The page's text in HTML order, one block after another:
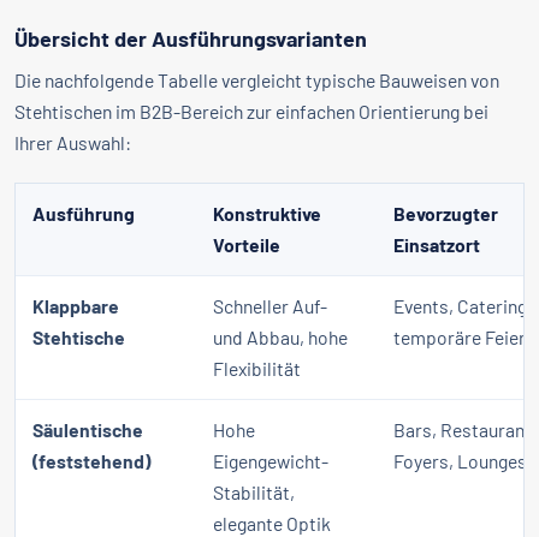
Übersicht der Ausführungsvarianten
Die nachfolgende Tabelle vergleicht typische Bauweisen von
Stehtischen im B2B-Bereich zur einfachen Orientierung bei
Ihrer Auswahl:
Ausführung
Konstruktive
Vorteile
Bevorzugter
Einsatzort
Klappbare
Stehtische
Schneller Auf-
und Abbau, hohe
Flexibilität
Events, Catering,
temporäre Feiern
Säulentische
(feststehend)
Hohe
Eigengewicht-
Stabilität,
elegante Optik
Bars,
Foyers, Lounges